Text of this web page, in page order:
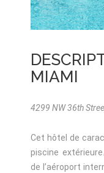
MIAMI
4299 NW 36th
Cet hôtel de
piscine
de l’aéroport